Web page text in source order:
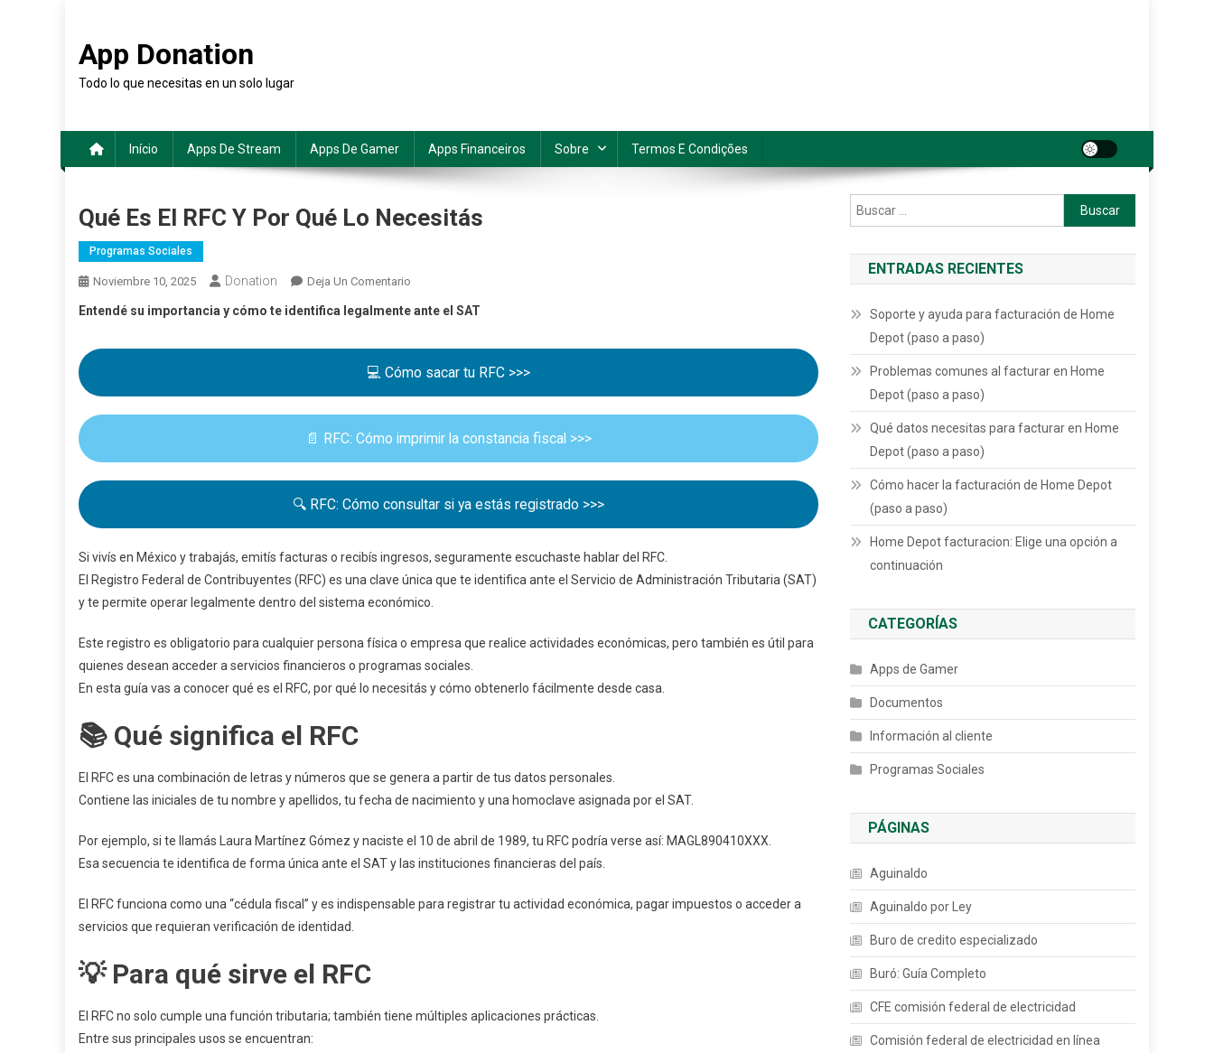
contenido
App Donation
Todo lo que necesitas en un solo lugar
Início Apps De Stream Apps De Gamer Apps Financeiros Sobre Termos E Condições
Qué Es El RFC Y Por Qué Lo Necesitás
Programas Sociales
Noviembre 10, 2025 Donation Deja Un Comentario
Lo
Entendé su importancia y cómo te identifica legalmente ante el SAT
💻 Cómo sacar tu RFC >>>
📄 RFC: Cómo imprimir la constancia fiscal >>>
🔍 RFC: Cómo consultar si ya estás registrado >>>
Si vivís en México y trabajás, emitís facturas o recibís ingresos, seguramente escuchaste hablar del RFC.
El Registro Federal de Contribuyentes (RFC) es una clave única que te identifica ante el Servicio de Administración Tributaria (SAT)
y te permite operar legalmente dentro del sistema económico.
Este registro es obligatorio para cualquier persona física o empresa que realice actividades económicas, pero también es útil para
quienes desean acceder a servicios financieros o programas sociales.
En esta guía vas a conocer qué es el RFC, por qué lo necesitás y cómo obtenerlo fácilmente desde casa.
📚 Qué significa el RFC
El RFC es una combinación de letras y números que se genera a partir de tus datos personales.
Contiene las iniciales de tu nombre y apellidos, tu fecha de nacimiento y una homoclave asignada por el SAT.
Por ejemplo, si te llamás Laura Martínez Gómez y naciste el 10 de abril de 1989, tu RFC podría verse así: MAGL890410XXX.
Esa secuencia te identifica de forma única ante el SAT y las instituciones financieras del país.
El RFC funciona como una “cédula fiscal” y es indispensable para registrar tu actividad económica, pagar impuestos o acceder a
servicios que requieran verificación de identidad.
💡 Para qué sirve el RFC
El RFC no solo cumple una función tributaria; también tiene múltiples aplicaciones prácticas.
Entre sus principales usos se encuentran:
Buscar:
ENTRADAS RECIENTES
Soporte y ayuda para facturación de Home
Depot (paso a paso)
Problemas comunes al facturar en Home
Depot (paso a paso)
Qué datos necesitas para facturar en Home
Depot (paso a paso)
Cómo hacer la facturación de Home Depot
(paso a paso)
Home Depot facturacion: Elige una opción a
continuación
CATEGORÍAS
Apps de Gamer
Documentos
Información al cliente
Programas Sociales
PÁGINAS
Aguinaldo
Aguinaldo por Ley
Buro de credito especializado
Buró: Guía Completo
CFE comisión federal de electricidad
Comisión federal de electricidad en línea